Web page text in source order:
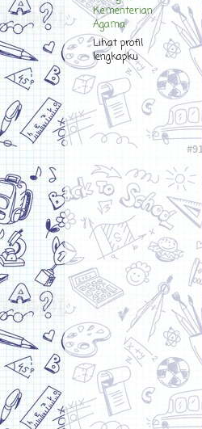
Kementerian
Agama
Lihat profil
lengkapku